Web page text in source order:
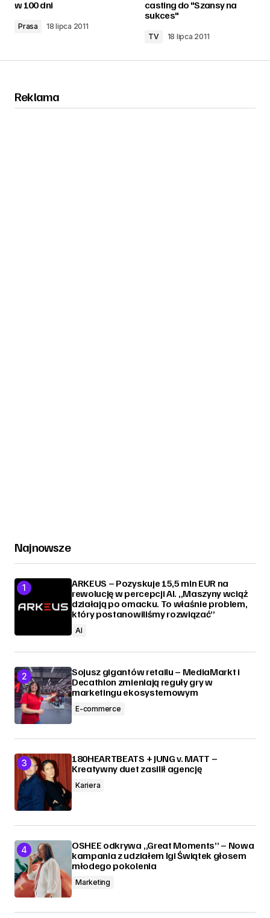
w 100 dni
Prasa 18 lipca 2011
casting do "Szansy na
sukces"
TV 18 lipca 2011
Reklama
Najnowsze
ARKEUS – Pozyskuje 15,5 mln EUR na
rewolucję w percepcji AI. „Maszyny wciąż
działają po omacku. To właśnie problem,
który postanowiliśmy rozwiązać”
AI
Sojusz gigantów retailu – MediaMarkt i
Decathlon zmieniają reguły gry w
marketingu ekosystemowym
E-commerce
180HEARTBEATS + JUNG v. MATT –
Kreatywny duet zasilił agencję
Kariera
OSHEE odkrywa „Great Moments” – Nowa
kampania z udziałem Igi Świątek głosem
młodego pokolenia
Marketing